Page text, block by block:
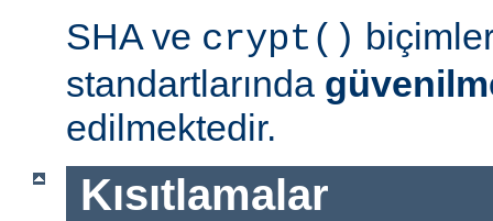
SHA ve crypt()
standartlarında
edilmektedir.
Kısıtlamalar